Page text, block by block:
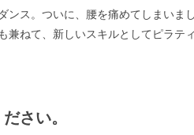
ンス。ついに、腰を痛めてしまい
兼ねて、新しいスキルとしてピラ
さい。